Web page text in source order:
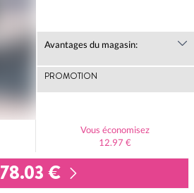
Avantages du magasin:
PROMOTION
Vous économisez
12.97 €
78.03 €